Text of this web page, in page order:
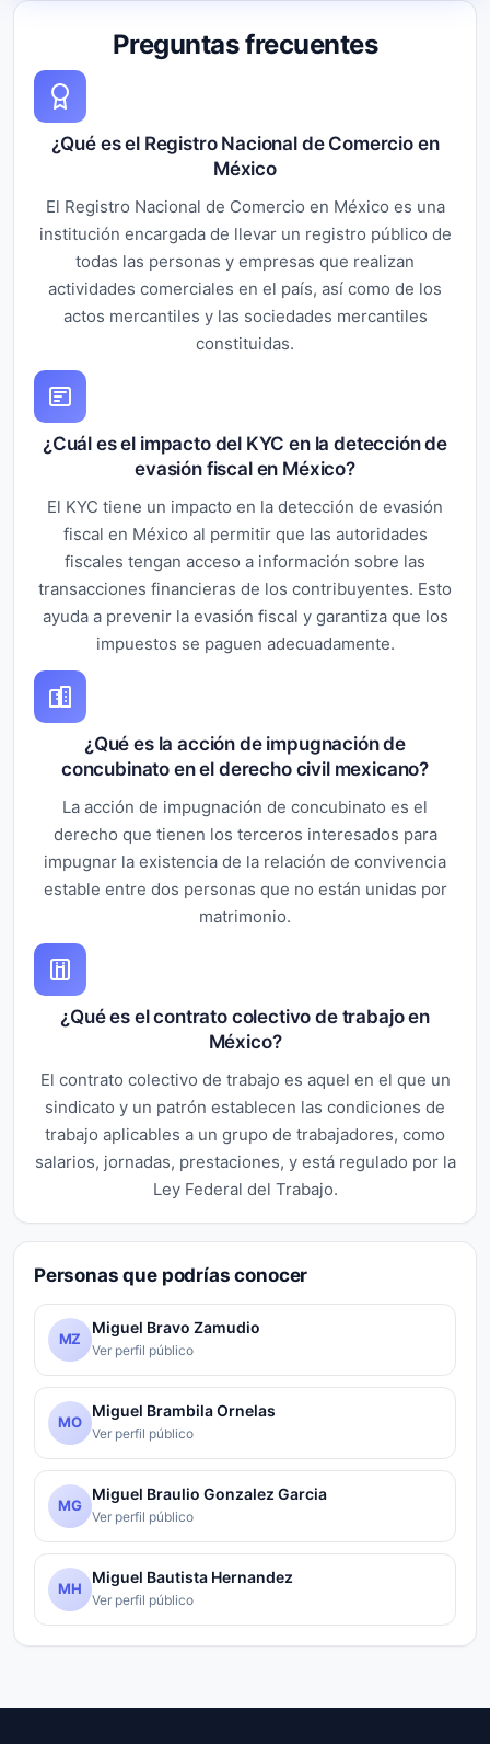
Preguntas frecuentes
¿Qué es el Registro Nacional de Comercio en
México
El Registro Nacional de Comercio en México es una
institución encargada de llevar un registro público de
todas las personas y empresas que realizan
actividades comerciales en el país, así como de los
actos mercantiles y las sociedades mercantiles
constituidas.
¿Cuál es el impacto del KYC en la detección de
evasión fiscal en México?
El KYC tiene un impacto en la detección de evasión
fiscal en México al permitir que las autoridades
fiscales tengan acceso a información sobre las
transacciones financieras de los contribuyentes. Esto
ayuda a prevenir la evasión fiscal y garantiza que los
impuestos se paguen adecuadamente.
¿Qué es la acción de impugnación de
concubinato en el derecho civil mexicano?
La acción de impugnación de concubinato es el
derecho que tienen los terceros interesados para
impugnar la existencia de la relación de convivencia
estable entre dos personas que no están unidas por
matrimonio.
¿Qué es el contrato colectivo de trabajo en
México?
El contrato colectivo de trabajo es aquel en el que un
sindicato y un patrón establecen las condiciones de
trabajo aplicables a un grupo de trabajadores, como
salarios, jornadas, prestaciones, y está regulado por la
Ley Federal del Trabajo.
Personas que podrías conocer
MZ
Miguel Bravo Zamudio
Ver perfil público
MO
Miguel Brambila Ornelas
Ver perfil público
MG
Miguel Braulio Gonzalez Garcia
Ver perfil público
MH
Miguel Bautista Hernandez
Ver perfil público